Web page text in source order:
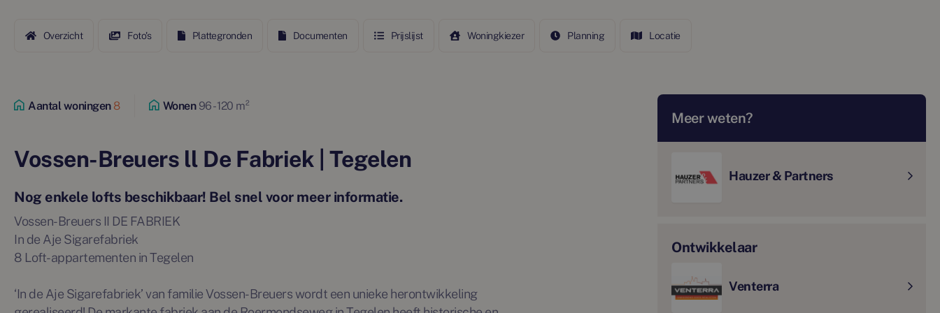
Overzicht Foto's Plattegronden Documenten Prijslijst Woningkiezer Planning Locatie
Aantal woningen8 Wonen96 - 120 m²
Vossen-Breuers ll De Fabriek | Tegelen
Nog enkele lofts beschikbaar! Bel snel voor meer informatie.
Vossen-Breuers II DE FABRIEK
In de Aje Sigarefabriek
8 Loft-appartementen in Tegelen
‘In de Aje Sigarefabriek’ van familie Vossen-Breuers wordt een unieke herontwikkeling
Meer weten?
Hauzer & Partners
Ontwikkelaar
Venterra